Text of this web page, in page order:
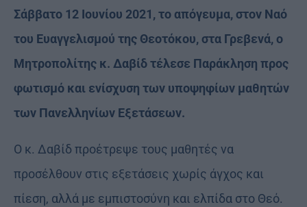
Σάββατο 12 Ιουνίου 2021, το απόγευμα, στον Ναό
του Ευαγγελισμού της Θεοτόκου, στα Γρεβενά, ο
Μητροπολίτης κ. Δαβίδ τέλεσε Παράκληση προς
φωτισμό και ενίσχυση των υποψηφίων μαθητών
των Πανελληνίων Εξετάσεων.
Ο κ. Δαβίδ προέτρεψε τους μαθητές να
προσέλθουν στις εξετάσεις χωρίς άγχος και
πίεση, αλλά με εμπιστοσύνη και ελπίδα στο Θεό.